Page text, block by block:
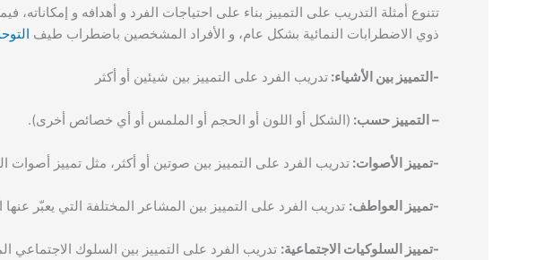
تتنوع أمثلة التدريب على التمييز بناء على احتياجات الفرد و أهدافه و إمكاناته،
ذوي الاضطرابات النمائية بشكل عام، و الأفراد المشخصين باضطراب طيف
-التمييز بين الأشياء: تدريب الفرد على التمييز بين شيئين أو أكثر
– التمييز حسب: (الشكل أو اللون أو الحجم أو الملمس أو أي خصائص أخرى).
-تمييز الأصوات: تدريب الفرد على التمييز بين صوتين أو أكثر، مثل تمييز أصوات
-تمييز العواطف: تدريب الفرد على التمييز بين المشاعر المختلفة التي يعبّر
-تمييز السلوكيات الاجتماعية: تدريب الفرد على التمييز بين السلوك